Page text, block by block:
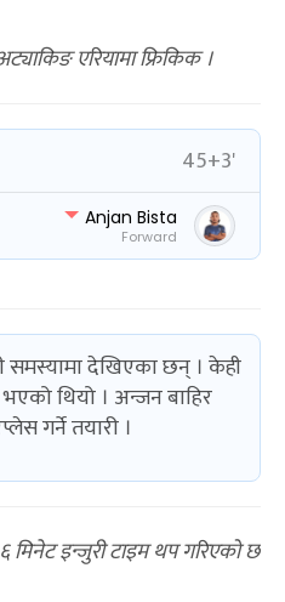
एरियामा फ्रिकिक ।
45+3'
Anjan Bista
Forward
देखिएका छन् । केही
थियो । अन्जन बाहिर
गर्ने तयारी ।
मिनेट इन्जुरी टाइम थप गरिएको छ